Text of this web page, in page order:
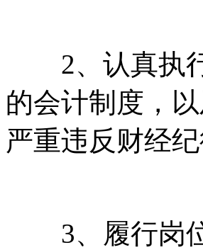
2、认真执行
的会计制度，
严重违反财经
3、履行岗位